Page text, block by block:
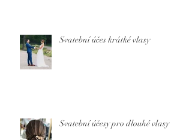
Svatební účes krátké vlasy
Svatební účesy pro dlouhé vlasy